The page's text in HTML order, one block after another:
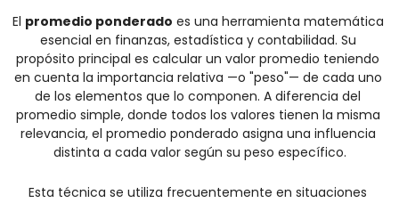
El promedio ponderado es una herramienta matemática
esencial en finanzas, estadística y contabilidad. Su
propósito principal es calcular un valor promedio teniendo
en cuenta la importancia relativa —o "peso"— de cada uno
de los elementos que lo componen. A diferencia del
promedio simple, donde todos los valores tienen la misma
relevancia, el promedio ponderado asigna una influencia
distinta a cada valor según su peso específico.
Esta técnica se utiliza frecuentemente en situaciones